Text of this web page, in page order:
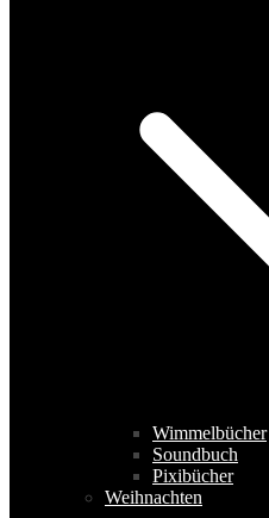
Wimmelbücher
Soundbuch
Pixibücher
Weihnachten